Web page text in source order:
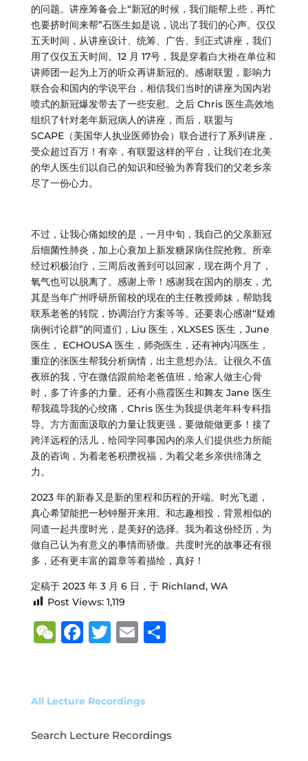
的问题。讲座筹备会上“新冠的时候，我们能帮上些，再忙
也要挤时间来帮”石医生如是说，说出了我们的心声。仅仅
五天时间，从讲座设计、统筹、广告、到正式讲座，我们
用了仅仅五天时间。12 月 17号，我是穿着白大褂在单位和
讲师团一起为上万的听众再讲新冠的。感谢联盟，影响力
联合会和国内的学说平台，相信我们当时的讲座为国内岩
喷式的新冠爆发带去了一些安慰。之后 Chris 医生高效地
组织了针对老年新冠病人的讲座，而后，联盟与
SCAPE（美国华人执业医师协会）联合进行了系列讲座，
受众超过百万！有幸，有联盟这样的平台，让我们在北美
的华人医生们以自己的知识和经验为养育我们的父老乡亲
尽了一份心力。
不过，让我心痛如绞的是，一月中旬，我自己的父亲新冠
后细菌性肺炎，加上心衰加上新发糖尿病住院抢救。所幸
经过积极治疗，三周后改善到可以回家，现在两个月了，
氧气也可以脱离了。感谢上帝！感谢我在国内的朋友，尤
其是当年广州呼研所留校的现在的主任教授师妹，帮助我
联系老爸的转院，协调治疗方案等等。还要衷心感谢“疑难
病例讨论群”的同道们，Liu 医生，XLXSES 医生，June
医生， ECHOUSA 医生，师尧医生，还有神内冯医生，
重症的张医生帮我分析病情，出主意想办法。让很久不值
夜班的我，守在微信跟前给老爸值班，给家人做主心骨
时，多了许多的力量。还有小燕霞医生和舞友 Jane 医生
帮我疏导我的心绞痛，Chris 医生为我提供老年科专科指
导。方方面面汲取的力量让我更强，要做能做更多！接了
跨洋远程的活儿，给同学同事国内的亲人们提供些力所能
及的咨询，为着老爸积攒祝福，为着父老乡亲供绵薄之
力。
2023 年的新春又是新的里程和历程的开端。时光飞逝，
真心希望能把一秒钟掰开来用。和志趣相投，背景相似的
同道一起共度时光，是美好的选择。我为着这份经历，为
做自己认为有意义的事情而骄傲。共度时光的故事还有很
多，还有更丰富的篇章等着描绘，真好！
定稿于 2023 年 3 月 6 日，于 Richland, WA
Post Views: 1,119
W
h
F
e
o
T
te
E
l
S
All Lecture Recordings
Search Lecture Recordings